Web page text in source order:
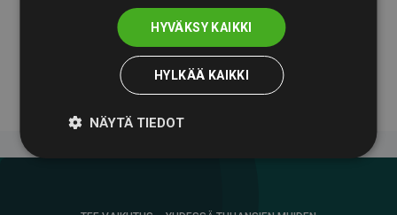
arvioiduista CO₂-päästöistä
jäsenverkkosivustoilla –
selkeä todiste toimintatapamme todellisesta
HYVÄKSY KAIKKI
HYLKÄÄ KAIKKI
NÄYTÄ TIEDOT